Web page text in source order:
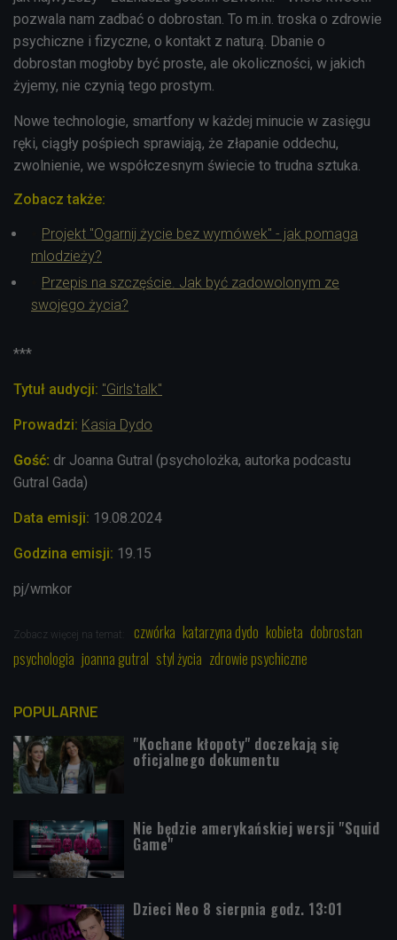
pozwala nam zadbać o dobrostan. To m.in. troska o zdrowie
psychiczne i fizyczne, o kontakt z naturą. Dbanie o
dobrostan mogłoby być proste, ale okoliczności, w jakich
żyjemy, nie czynią tego prostym.
Nowe technologie, smartfony w każdej minucie w zasięgu
ręki, ciągły pośpiech sprawiają, że złapanie oddechu,
zwolnienie, we współczesnym świecie to trudna sztuka.
Zobacz także:
Projekt "Ogarnij życie bez wymówek" - jak pomaga
mlodzieży?
Przepis na szczęście. Jak być zadowolonym ze
swojego życia?
***
Tytuł audycji: "Girls'talk"
Prowadzi: Kasia Dydo
Gość: dr Joanna Gutral (psycholożka, autorka podcastu
Gutral Gada)
Data emisji: 19 .08.2024
Godzina emisji: 19.15
pj/wmkor
Zobacz więcej na temat: czwórka katarzyna dydo kobieta dobrostan
psychologia joanna gutral styl życia zdrowie psychiczne
POPULARNE
"Kochane kłopoty" doczekają się
oficjalnego dokumentu
Nie będzie amerykańskiej wersji "Squid
Game"
Dzieci Neo 8 sierpnia godz. 13:01